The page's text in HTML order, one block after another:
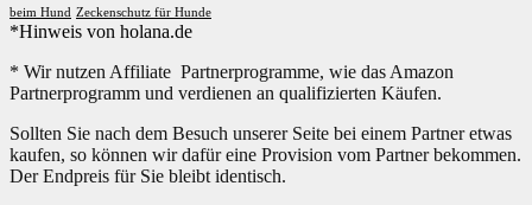
beim Hund Zeckenschutz für Hunde
*Hinweis von holana.de
* Wir nutzen Affiliate Partnerprogramme, wie das Amazon
Partnerprogramm und verdienen an qualifizierten Käufen.
Sollten Sie nach dem Besuch unserer Seite bei einem Partner etwas
kaufen, so können wir dafür eine Provision vom Partner bekommen.
Der Endpreis für Sie bleibt identisch.